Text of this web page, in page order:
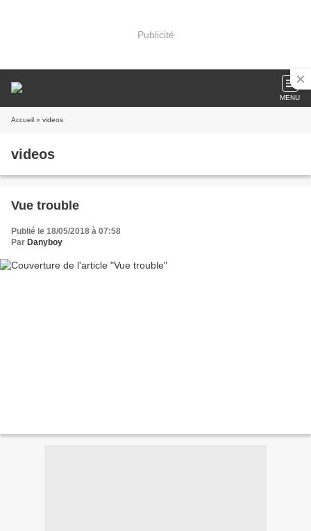
Publicité
MENU
Accueil » videos
videos
Vue trouble
Publié le 18/05/2018 à 07:58
Par Danyboy